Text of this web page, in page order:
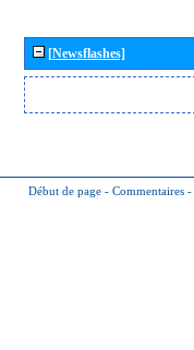
[Newsflashes]
Début de page - Commentaires -